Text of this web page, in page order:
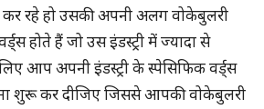
कर रहे हो उसकी अपनी अलग वोकेबुलरी
होते हैं जो उस इंडस्ट्री में ज्यादा से
आप अपनी इंडस्ट्री के स्पेसिफिक वर्ड्स
शुरू कर दीजिए जिससे आपकी वोकेबुलरी